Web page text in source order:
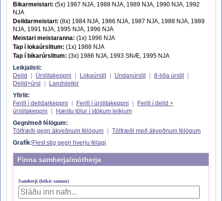
Bikarmeistari: (5x) 1987 NJA, 1988 NJA, 1989 NJA, 1990 NJA, 1992
NJA
Deildarmeistari: (8x) 1984 NJA, 1986 NJA, 1987 NJA, 1988 NJA, 1989
NJA, 1991 NJA, 1995 NJA, 1996 NJA
Meistari meistaranna: (1x) 1996 NJA
Tap í lokaúrslitum: (1x) 1988 NJA
Tap í bikarúrslitum: (3x) 1986 NJA, 1993 SNÆ, 1995 NJA
Leikjalisti:
Deild
Úrslitakeppni Lokaúrslit Undanúrslit 8-liða úrslit
Deild+úrsl
Landsleikir
Yfirlit:
Ferill í deildarkeppni
Ferill í úrslitakeppni
Ferill í deild +
úrslitakeppni
Hæstu tölur í stökum leikjum
Gegn/með félögum:
Tölfræði gegn ákveðnum félögum
Tölfræði með ákveðnum félögum
Grafík: Flest stig gegn hverju félagi
Finna samherja/mótherja
Samherji (leikir saman)